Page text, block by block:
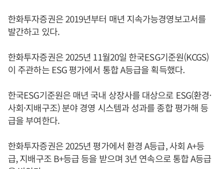
한화투자증권은 2019년부터 매년 지속가능경영보고서를
발간하고 있다.
한화투자증권은 2025년 11월20일 한국ESG기준원(KCGS)
이 주관하는 ESG 평가에서 통합 A등급을 획득했다.
한국ESG기준원은 매년 국내 상장사를 대상으로 ESG(환경·
사회·지배구조) 분야 경영 시스템과 성과를 종합 평가해 등
급을 부여한다.
한화투자증권은 2025년 평가에서 환경 A등급, 사회 A+등
급, 지배구조 B+등급 등을 받으며 3년 연속으로 통합 A등급